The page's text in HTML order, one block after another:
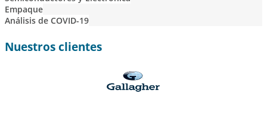
Empaque
Análisis de COVID-19
Nuestros clientes